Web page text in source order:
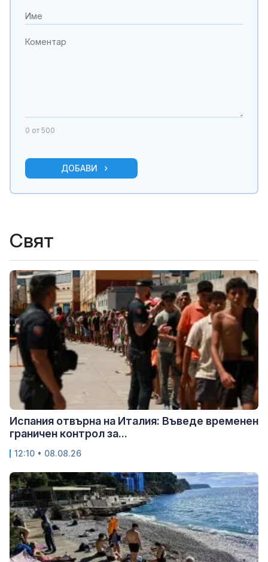
0 от 500
ДОБАВИ
Свят
Испания отвърна на Италия: Въведе временен
граничен контрол за...
12:10 • 08.08.26